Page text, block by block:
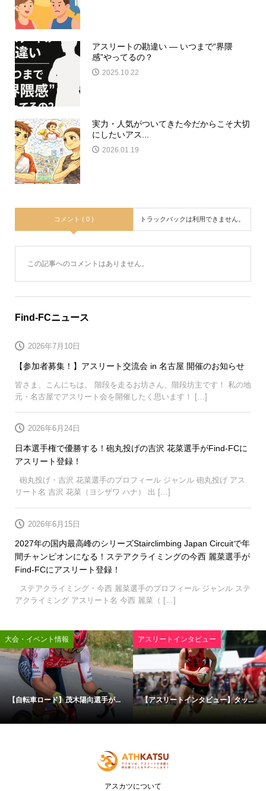
アスリートの勘違い ― いつまで“界隈
感”やってるの？
2025.10.22
実力・人気がついてきた今だからこそ大切
にしたいアス...
2026.01.19
コメント ( 0 ) トラックバックは利用できません。
この記事へのコメントはありません。
Find-FCニュース
【参加者募集！】アスリート交流会 in 名古屋 開催のお知らせ
2026年7月10日
皆さま、こんにちは。 階段を走るお坊さん、階段坊主です！ 私の地
元・名古屋でアスリート会を開催したく思います！ […]
日本選手権で優勝する！砲丸投げの吉沢 花菜選手がFind-FCに
アスリート登録！
2026年6月24日
砲丸投げ・吉沢 花菜選手のプロフィール ジャンル 砲丸投げ アス
リート名 吉沢 花菜（ヨシザワ ハナ） 出 […]
2027年の国内最高峰のシリーズStairclimbing Japan Circuitで年
間チャンピオンになる！ステアクライミングの今西 麗菜選手が
Find-FCにアスリート登録！
2026年6月15日
ステアクライミング・今西 麗菜選手のプロフィール ジャンル ステ
アクライミング アスリート名 今西 麗菜（ […]
大会・イベント情報
【自転車ロード】茂木陽向選手が...
アスリートインタビュー
【アスリートインタビュー】タッ...
アスカツについて